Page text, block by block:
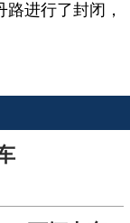
进行了封闭，